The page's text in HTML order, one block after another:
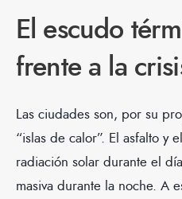
El escudo
frente a la
Las ciudades son, por su
“islas de calor”. El asfalto y
radiación solar durante el
masiva durante la noche. A